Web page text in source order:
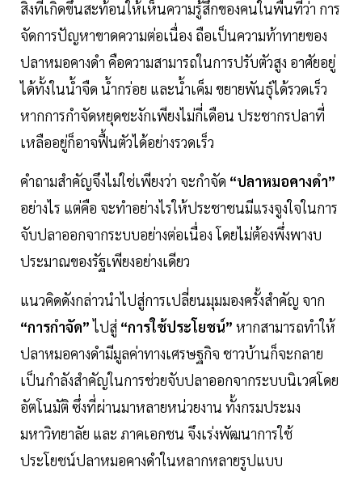
สิ่งที่เกิดขึ้นสะท้อนให้เห็นความรู้สึกของคนในพื้นที่ว่า การ
จัดการปัญหาขาดความต่อเนื่อง ถือเป็นความท้าทายของ
ปลาหมอคางดำ คือความสามารถในการปรับตัวสูง อาศัยอยู่
ได้ทั้งในน้ำจืด น้ำกร่อย และน้ำเค็ม ขยายพันธุ์ได้รวดเร็ว
หากการกำจัดหยุดชะงักเพียงไม่กี่เดือน ประชากรปลาที่
เหลืออยู่ก็อาจฟื้นตัวได้อย่างรวดเร็ว
คำถามสำคัญจึงไม่ใช่เพียงว่า จะกำจัด “ปลาหมอคางดำ”
อย่างไร แต่คือ จะทำอย่างไรให้ประชาชนมีแรงจูงใจในการ
จับปลาออกจากระบบอย่างต่อเนื่อง โดยไม่ต้องพึ่งพางบ
ประมาณของรัฐเพียงอย่างเดียว
แนวคิดดังกล่าวนำไปสู่การเปลี่ยนมุมมองครั้งสำคัญ จาก
“การกำจัด”ไปสู่ “การใช้ประโยชน์” หากสามารถทำให้
ปลาหมอคางดำมีมูลค่าทางเศรษฐกิจ ชาวบ้านก็จะกลาย
เป็นกำลังสำคัญในการช่วยจับปลาออกจากระบบนิเวศโดย
อัตโนมัติ ซึ่งที่ผ่านมาหลายหน่วยงาน ทั้งกรมประมง
มหาวิทยาลัย และ ภาคเอกชน จึงเร่งพัฒนาการใช้
ประโยชน์ปลาหมอคางดำในหลากหลายรูปแบบ